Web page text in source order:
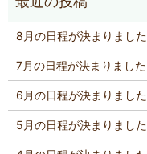
8月の日程が決まりました
7月の日程が決まりました
6月の日程が決まりました
5月の日程が決まりました